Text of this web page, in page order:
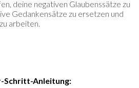
deine negativen Glaubenssätze zu
Gedankensätze zu ersetzen und
arbeiten.
Schritt-Anleitung: